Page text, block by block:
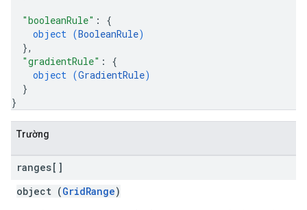
"booleanRule" : {
object (BooleanRule)
},
"gradientRule" : {
object (GradientRule)
}
}
Trường
ranges[]
object (GridRange)